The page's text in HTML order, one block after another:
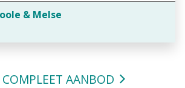
& Melse
COMPLEET AANBOD